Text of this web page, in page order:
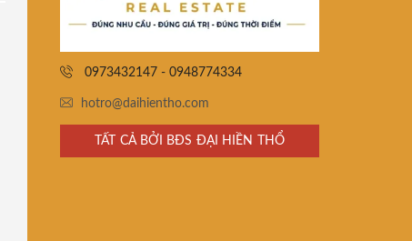
0973432147 - 0948774334
hotro@daihientho.com
TẤT CẢ BỞI BĐS ĐẠI HIỀN THỔ